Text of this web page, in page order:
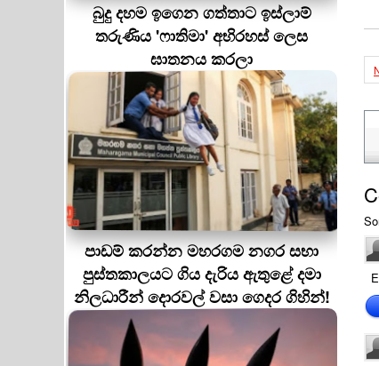
බුදු දහම ඉගෙන ගත්තාට ඉස්ලාම්
තරුණිය 'ෆාතිමා' අභිරහස් ලෙස
ඝාතනය කරලා
පාඩම් කරන්න මහරගම නගර සභා
පුස්තකාලයට ගිය දැරිය ඇතුළේ දමා
නිලධාරීන් දොරවල් වසා ගෙදර ගිහින්!